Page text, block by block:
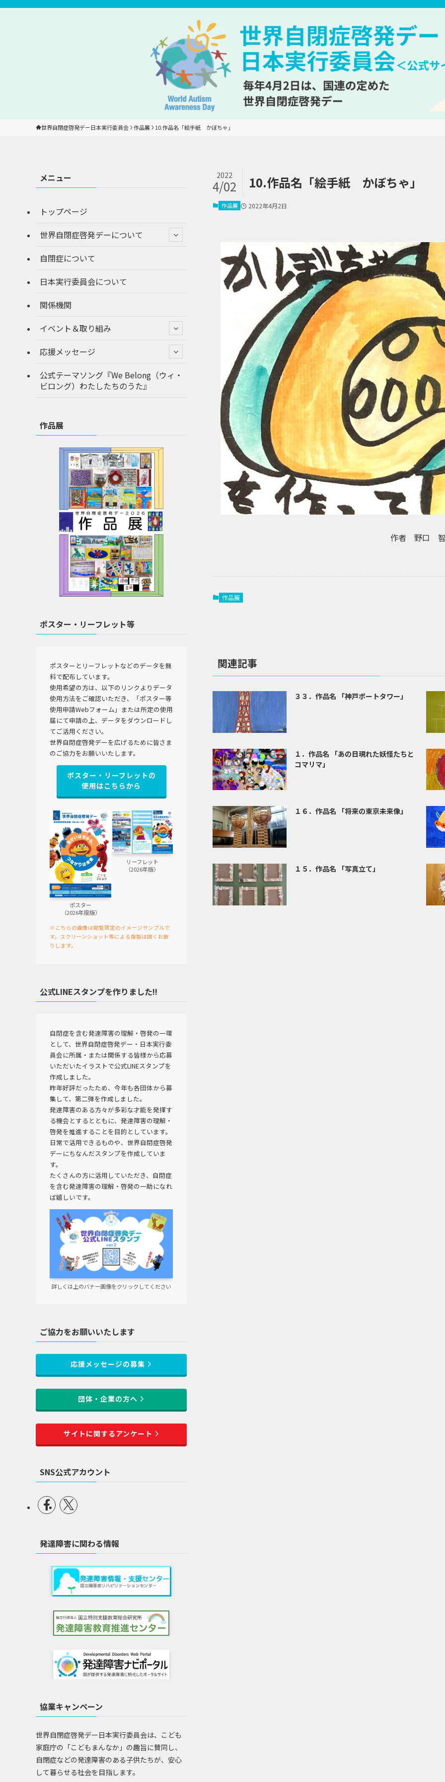
世界自閉症啓発デー日本実行委員会 作品展 10.作品名「絵手紙　かぼちゃ」
10.作品名「絵手紙 かぼちゃ」
2022
4/02
作品展 2022年4月2日
作者 野口
作品展
関連記事
３３．作品名 「神戸ポートタワー」
１．作品名 「あの日現れた妖怪たちと
コマリマ」
１６．作品名 「将来の東京未来像」
１５．作品名 「写真立て」
メニュー
トップページ
世界自閉症啓発デーについて
自閉症について
日本実行委員会について
関係機関
イベント＆取り組み
応援メッセージ
公式テーマソング『We Belong（ウィ・
ビロング）わたしたちのうた』
作品展
ポスター・リーフレット等
ポスターとリーフレットなどのデータを無
料で配布しています。
使用希望の方は、以下のリンクよりデータ
使用方法をご確認いただき、「ポスター等
使用申請Webフォーム」または所定の使用
届にて申請の上、データをダウンロードし
てご活用ください。
世界自閉症啓発デーを広げるために皆さま
のご協力をお願いいたします。
ポスター・リーフレットの
使用はこちらから
ポスター
（2026年度版）
リーフレット
（2026年版）
※こちらの画像は閲覧限定のイメージサンプルで
す。スクリーンショット等による複製は固くお断
りします。
公式LINEスタンプを作りました!!
自閉症を含む発達障害の理解・啓発の一環
として、世界自閉症啓発デー・日本実行委
員会に所属・または関係する皆様から応募
いただいたイラストで公式LINEスタンプを
作成しました。
昨年好評だったため、今年も各団体から募
集して、第二弾を作成しました。
発達障害のある方々が多彩な才能を発揮す
る機会とするとともに、発達障害の理解・
啓発を推進することを目的としています。
日常で活用できるものや、世界自閉症啓発
デーにちなんだスタンプを作成していま
す。
たくさんの方に活用していただき、自閉症
を含む発達障害の理解・啓発の一助になれ
ば嬉しいです。
詳しくは上のバナー画像をクリックしてください
ご協力をお願いいたします
応援メッセージの募集
団体・企業の方へ
サイトに関するアンケート
SNS公式アカウント
発達障害に関わる情報
協業キャンペーン
世界自閉症啓発デー日本実行委員会は、こども
家庭庁の「こどもまんなか」の趣旨に賛同し、
自閉症などの発達障害のある子供たちが、安心
して暮らせる社会を目指します。